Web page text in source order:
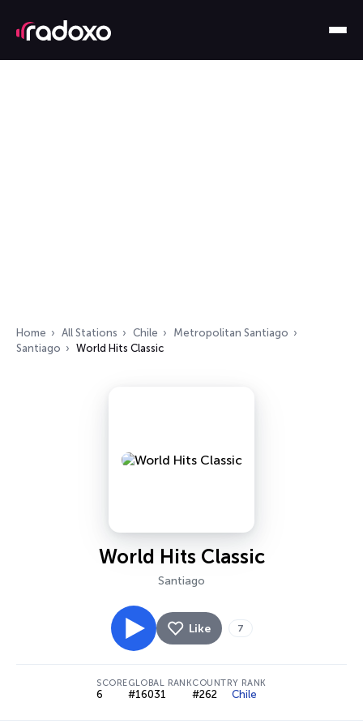
Home All Stations Chile
Metropolitan Santiago
Santiago
World Hits Classic
World Hits Classic
Santiago
Like 7
SCORE
6
GLOBAL RANK
#16031
COUNTRY RANK
#262 Chile